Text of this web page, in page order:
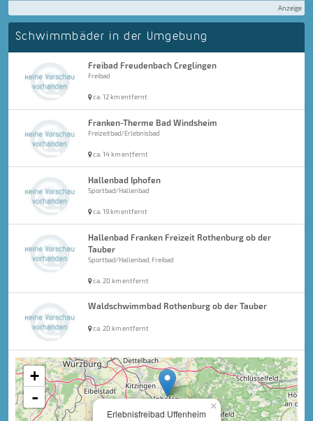
Anzeige
Schwimmbäder in der Umgebung
Freibad Freudenbach Creglingen
Freibad
ca. 12 km entfernt
Franken-Therme Bad Windsheim
Freizeitbad/Erlebnisbad
ca. 14 km entfernt
Hallenbad Iphofen
Sportbad/Hallenbad
ca. 19 km entfernt
Hallenbad Franken Freizeit Rothenburg ob der
Tauber
Sportbad/Hallenbad, Freibad
ca. 20 km entfernt
Waldschwimmbad Rothenburg ob der Tauber
ca. 20 km entfernt
×
Erlebnisfreibad Uffenheim
+
-